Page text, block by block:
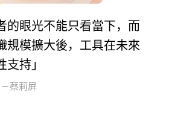
的眼光不能只看當下，而
規模擴大後，工具在未來
持」
蔡莉屏